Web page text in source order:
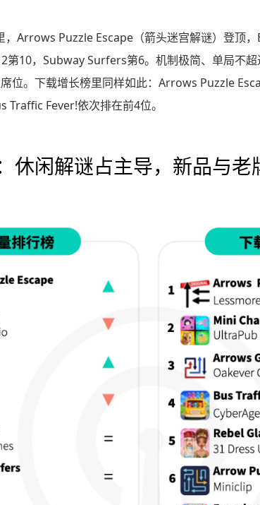
Arrows Puzzle Escape（箭头迷宫解谜）登顶，
第10，Subway Surfers第6。机制极简、单局不
位。下载增长榜里同样如此：Arrows Puzzle
Fever!依次排在前4位。
休闲解谜占主导，新品与老